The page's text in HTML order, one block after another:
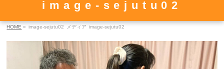
image-sejutu02
HOME » image-sejutu02 メディア image-sejutu02